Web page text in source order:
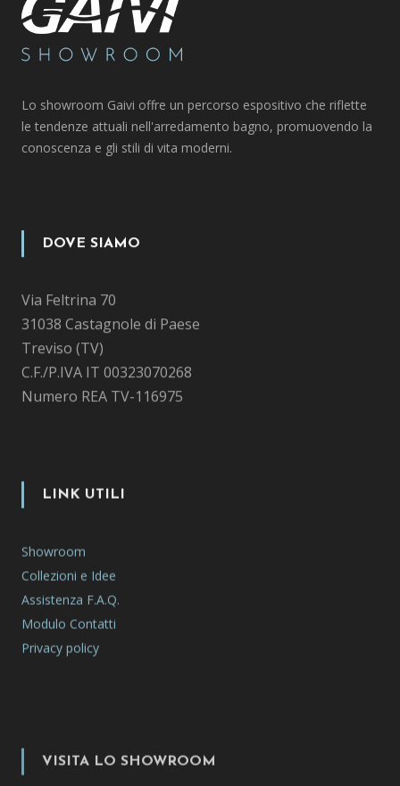
Lo showroom Gaivi offre un percorso espositivo che riflette
le tendenze attuali nell'arredamento bagno, promuovendo la
conoscenza e gli stili di vita moderni.
DOVE SIAMO
Via Feltrina 70
31038 Castagnole di Paese
Treviso (TV)
C.F./P.IVA IT 00323070268
Numero REA TV-116975
LINK UTILI
Showroom
Collezioni e Idee
Assistenza F.A.Q.
Modulo Contatti
Privacy policy
VISITA LO SHOWROOM